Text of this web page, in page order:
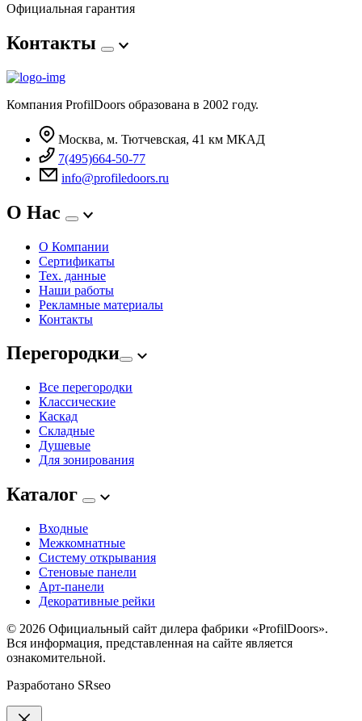
Официальная гарантия
Контакты
Компания ProfilDoors образована в 2002 году.
Москва, м. Тютчевская, 41 км МКАД
7(495)664-50-77
info@profiledoors.ru
О Нас
О Компании
Сертификаты
Тех. данные
Наши работы
Рекламные материалы
Контакты
Перегородки
Все перегородки
Классические
Каскад
Складные
Душевые
Для зонирования
Каталог
Входные
Межкомнатные
Систему открывания
Стеновые панели
Арт-панели
Декоративные рейки
© 2026 Официальный сайт дилера фабрики «ProfilDoors».
Вся информация, представленная на сайте является
ознакомительной.
Разработано SRseo